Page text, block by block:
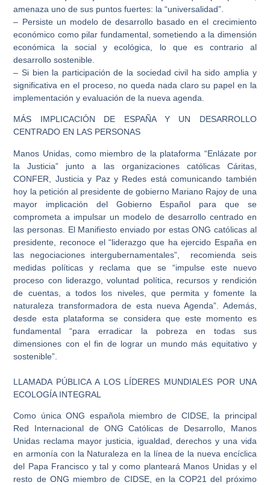
amenaza uno de sus puntos fuertes: la “universalidad”.
– Persiste un modelo de desarrollo basado en el crecimiento
económico como pilar fundamental, sometiendo a la dimensión
económica la social y ecológica, lo que es contrario al
desarrollo sostenible.
– Si bien la participación de la sociedad civil ha sido amplia y
significativa en el proceso, no queda nada claro su papel en la
implementación y evaluación de la nueva agenda.
MÁS IMPLICACIÓN DE ESPAÑA Y UN DESARROLLO
CENTRADO EN LAS PERSONAS
Manos Unidas, como miembro de la plataforma “Enlázate por
la Justicia” junto a las organizaciones católicas Cáritas,
CONFER, Justicia y Paz y Redes está comunicando también
hoy la petición al presidente de gobierno Mariano Rajoy de una
mayor implicación del Gobierno Español para que se
comprometa a impulsar un modelo de desarrollo centrado en
las personas. El Manifiesto enviado por estas ONG católicas al
presidente, reconoce el “liderazgo que ha ejercido España en
las negociaciones intergubernamentales”, recomienda seis
medidas políticas y reclama que se “impulse este nuevo
proceso con liderazgo, voluntad política, recursos y rendición
de cuentas, a todos los niveles, que permita y fomente la
naturaleza transformadora de esta nueva Agenda”. Además,
desde esta plataforma se considera que este momento es
fundamental “para erradicar la pobreza en todas sus
dimensiones con el fin de lograr un mundo más equitativo y
sostenible”.
LLAMADA PÚBLICA A LOS LÍDERES MUNDIALES POR UNA
ECOLOGÍA INTEGRAL
Como única ONG española miembro de CIDSE, la principal
Red Internacional de ONG Católicas de Desarrollo, Manos
Unidas reclama mayor justicia, igualdad, derechos y una vida
en armonía con la Naturaleza en la línea de la nueva encíclica
del Papa Francisco y tal y como planteará Manos Unidas y el
resto de ONG miembro de CIDSE, en la COP21 del próximo